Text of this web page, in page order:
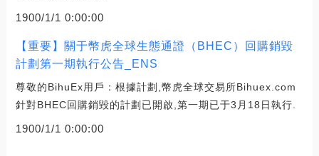
1900/1/1 0:00:00
【重要】關于幣虎全球生態通證（BHEC）回購銷毀
計劃第一期執行公告_ENS
尊敬的BihuEx用戶：根據計劃,幣虎全球交易所Bihuex.com
針對BHEC回購銷毀的計劃已開啟,第一期已于3月18日執行.
1900/1/1 0:00:00